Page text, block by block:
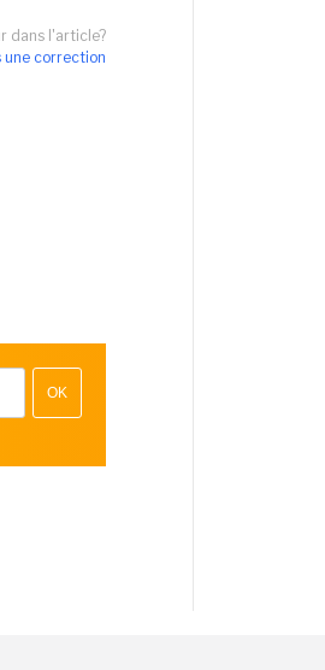
dans l'article?
une correction
OK